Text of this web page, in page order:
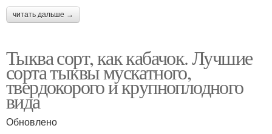
читать дальше →
Тыква сорт, как кабачок. Лучшие
сорта тыквы мускатного,
твердокорого и крупноплодного
вида
Обновлено